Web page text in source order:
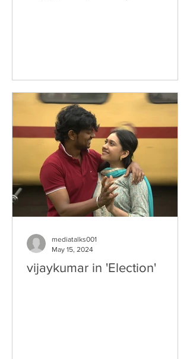
vijaykumar in 'Election'
mediatalks001
May 15, 2024